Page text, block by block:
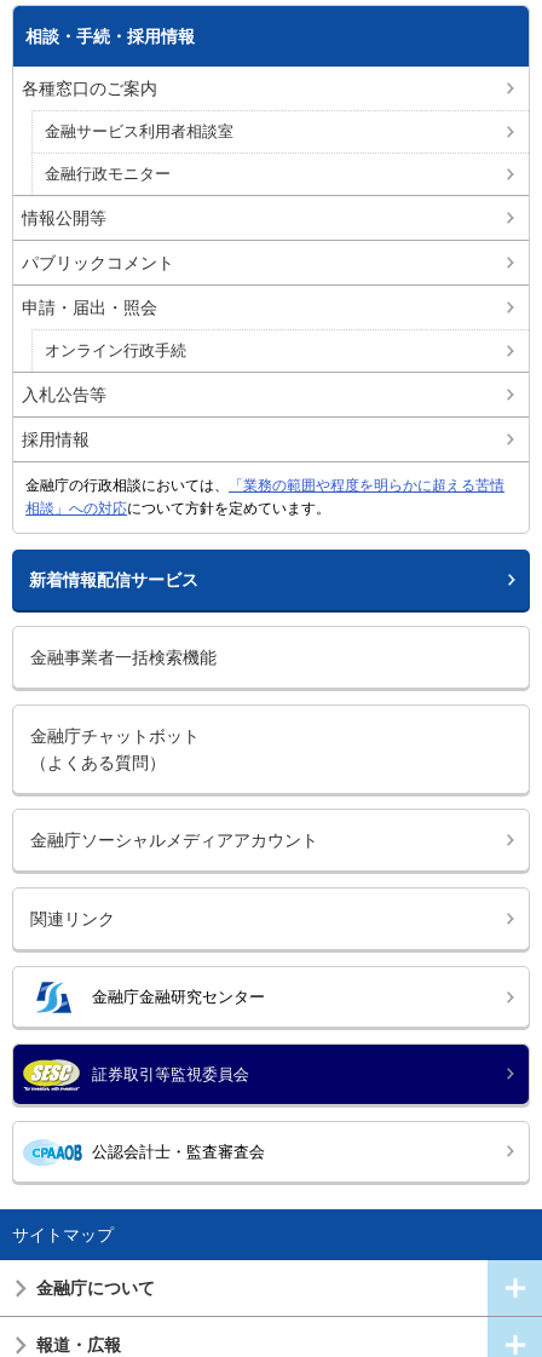
相談・手続・採用情報
各種窓口のご案内
金融サービス利用者相談室
金融行政モニター
情報公開等
パブリックコメント
申請・届出・照会
オンライン行政手続
入札公告等
採用情報
金融庁の行政相談においては、
「業務の範囲や程度を明らかに超える苦情
相談」への対応について方針を定めています。
新着情報配信サービス
金融事業者一括検索機能
金融庁チャットボット
（よくある質問）
金融庁ソーシャルメディアアカウント
関連リンク
金融庁金融研究センター
証券取引等監視委員会
公認会計士・監査審査会
サイトマップ
金融庁について
報道・広報